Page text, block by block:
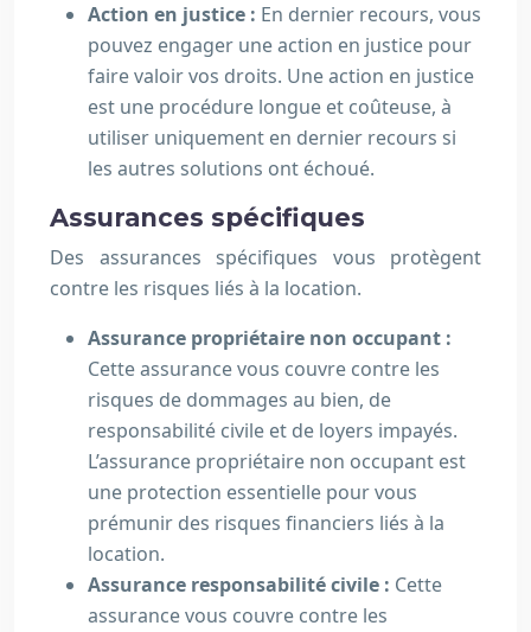
Action en justice : En dernier recours, vous
pouvez engager une action en justice pour
faire valoir vos droits. Une action en justice
est une procédure longue et coûteuse, à
utiliser uniquement en dernier recours si
les autres solutions ont échoué.
Assurances spécifiques
Des assurances spécifiques vous protègent
contre les risques liés à la location.
Assurance propriétaire non occupant :
Cette assurance vous couvre contre les
risques de dommages au bien, de
responsabilité civile et de loyers impayés.
L’assurance propriétaire non occupant est
une protection essentielle pour vous
prémunir des risques financiers liés à la
location.
Assurance responsabilité civile : Cette
assurance vous couvre contre les